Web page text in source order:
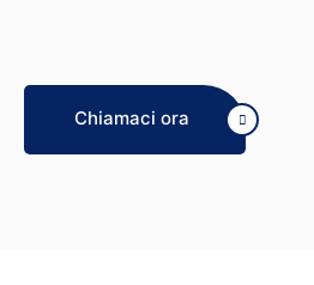
Chiamaci ora